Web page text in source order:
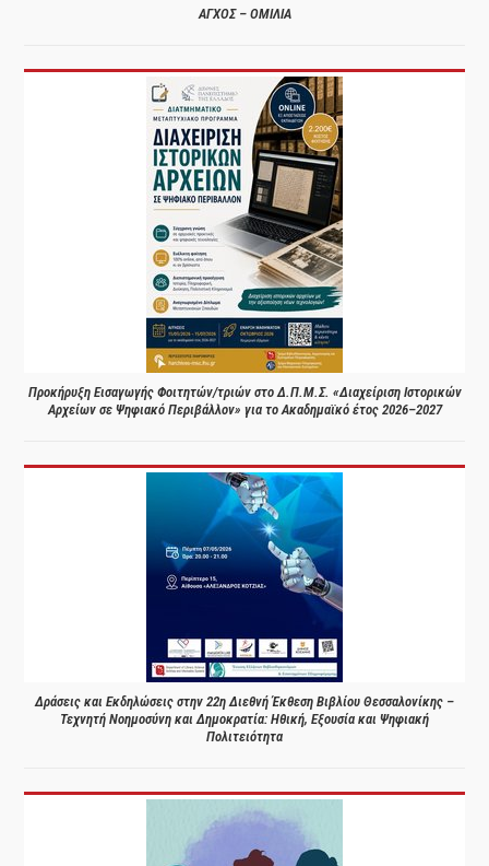
ΑΓΧΟΣ – ΟΜΙΛΙΑ
Προκήρυξη Εισαγωγής Φοιτητών/τριών στο Δ.Π.Μ.Σ. «Διαχείριση Ιστορικών
Αρχείων σε Ψηφιακό Περιβάλλον» για το Ακαδημαϊκό έτος 2026–2027
Δράσεις και Εκδηλώσεις στην 22η Διεθνή Έκθεση Βιβλίου Θεσσαλονίκης –
Τεχνητή Νοημοσύνη και Δημοκρατία: Ηθική, Εξουσία και Ψηφιακή
Πολιτειότητα